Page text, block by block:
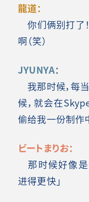
龍道：
你们俩别打了
啊（笑）
JYUNYA：
我那时候，每
候，就会在
偷给我一份制作
ビートまりお：
那时候好像是
进得更快」